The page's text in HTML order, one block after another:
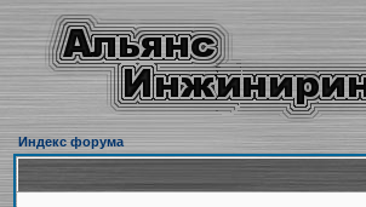
Индекс форума